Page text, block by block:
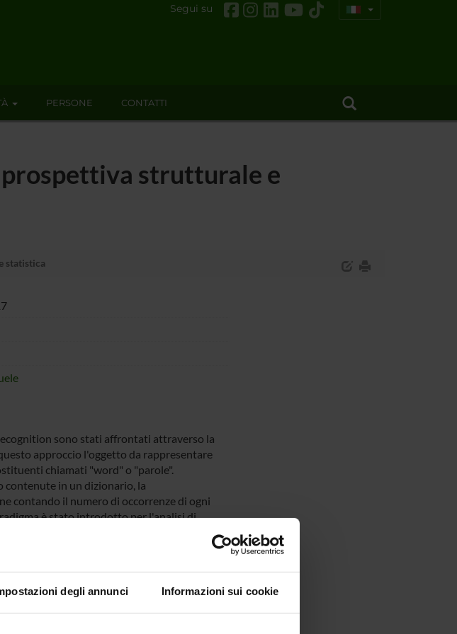
degli annunci Informazioni sui cookie
Segui su
PERSONE CONTATTI
strutturale e
statistica
sono stati affrontati attraverso la
approccio l'oggetto da rappresentare
chiamati "word" o "parole".
contenute in un dizionario, la
contando il numero di occorrenze di ogni
è stato introdotto per l'analisi di
hanno un chiaro significato
e le metodologie della rappresentazione
in alcuni casi è impossibile definire in